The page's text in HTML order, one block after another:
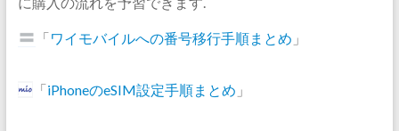
「ワイモバイルへの番号移行手順まとめ 」
「iPhoneのeSIM設定手順まとめ 」